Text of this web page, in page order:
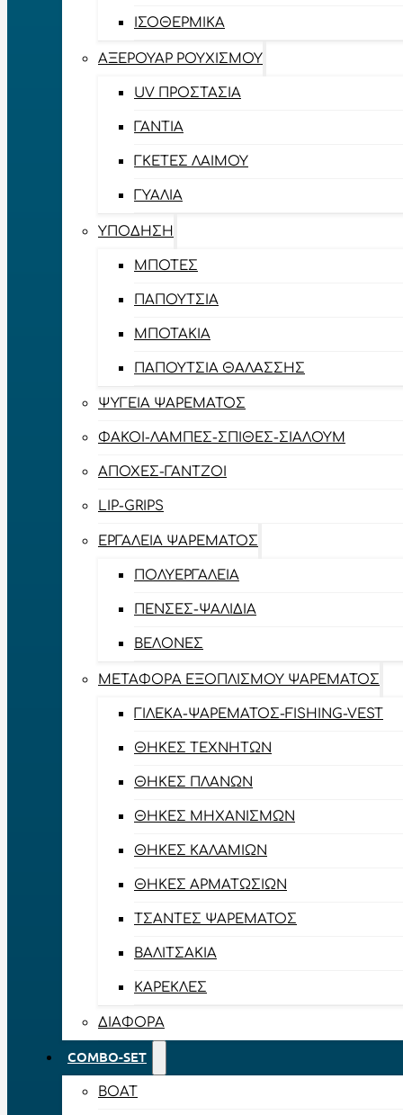
ΙΣΟΘΕΡΜΙΚΆ
ΑΞΕΡΟΥΆΡ ΡΟΥΧΙΣΜΟΎ
UV ΠΡΟΣΤΑΣΊΑ
ΓΆΝΤΙΑ
ΓΚΈΤΕΣ ΛΑΊΜΟΥ
ΓΥΑΛΙΆ
ΥΠΌΔΗΣΗ
ΜΠΌΤΕΣ
ΠΑΠΟΎΤΣΙΑ
ΜΠΟΤΆΚΙΑ
ΠΑΠΟΎΤΣΙΑ ΘΑΛΆΣΣΗΣ
ΨΥΓΕΊΑ ΨΑΡΈΜΑΤΟΣ
ΦΑΚΟΊ-ΛΆΜΠΕΣ-ΣΠΊΘΕΣ-ΣΊΑΛΟΥΜ
ΑΠΌΧΕΣ-ΓΆΝΤΖΟΙ
LIP-GRIPS
EΡΓΑΛΕΊΑ ΨΑΡΈΜΑΤΟΣ
ΠΟΛΥΕΡΓΑΛΕΊΑ
ΠΈΝΣΕΣ-ΨΑΛΊΔΙΑ
ΒΕΛΌΝΕΣ
ΜΕΤΑΦΟΡΆ ΕΞΟΠΛΙΣΜΟΎ ΨΑΡΈΜΑΤΟΣ
ΓΙΛΈΚΑ-ΨΑΡΈΜΑΤΟΣ-FISHING-VEST
ΘΉΚΕΣ ΤΕΧΝΗΤΏΝ
ΘΉΚΕΣ ΠΛΆΝΩΝ
ΘΉΚΕΣ ΜΗΧΑΝΙΣΜΏΝ
ΘΉΚΕΣ ΚΑΛΑΜΙΏΝ
ΘΉΚΕΣ ΑΡΜΑΤΩΣΙΏΝ
ΤΣΆΝΤΕΣ ΨΑΡΈΜΑΤΟΣ
ΒΑΛΙΤΣΆΚΙΑ
ΚΑΡΈΚΛΕΣ
ΔΙΆΦΟΡΑ
COMBO-SET
BOAT